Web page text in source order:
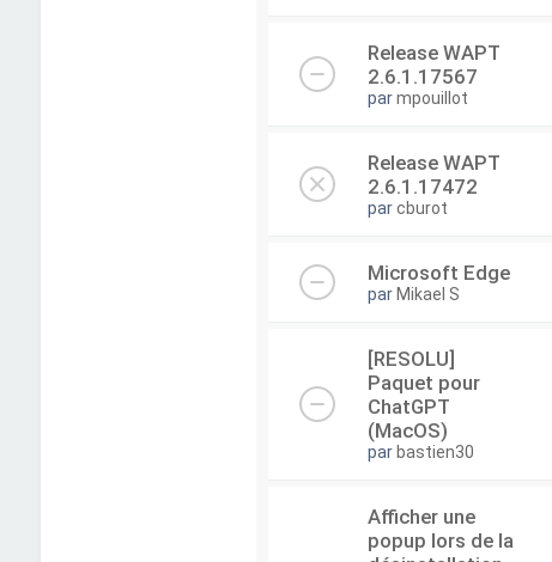
Release WAPT
2.6.1.17567
parmpouillot
Release WAPT
2.6.1.17472
parcburot
Microsoft Edge
par Mikael S
[RESOLU]
Paquet pour
ChatGPT
(MacOS)
par bastien30
Afficher une
popup lors de la